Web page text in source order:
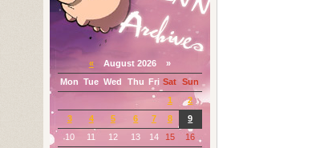
«August 2026 »
Mon
Tue Wed Thu Fri Sat Sun
1
2
3
4 5 6 7 8
9
10
11 12 13 14 15
16